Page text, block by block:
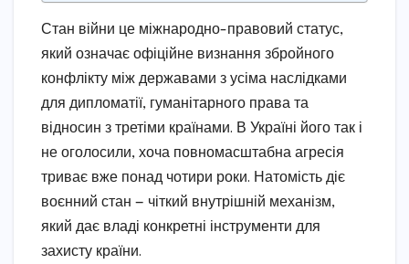
Стан війни це міжнародно-правовий статус,
який означає офіційне визнання збройного
конфлікту між державами з усіма наслідками
для дипломатії, гуманітарного права та
відносин з третіми країнами. В Україні його так і
не оголосили, хоча повномасштабна агресія
триває вже понад чотири роки. Натомість діє
воєнний стан — чіткий внутрішній механізм,
який дає владі конкретні інструменти для
захисту країни.